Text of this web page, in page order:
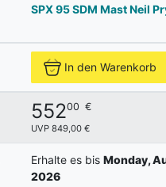
SPX 95 SDM Mast Neil
In den Warenkorb
55200 €
UVP 849,00 €
Erhalte es bis Monday,
2026